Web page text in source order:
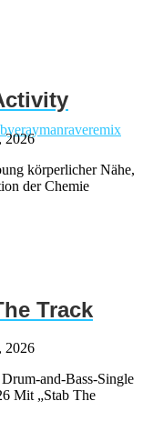
2026
körperlicher Nähe,
der Chemie
Track
2026
and-Bass-Single
Mit „Stab The